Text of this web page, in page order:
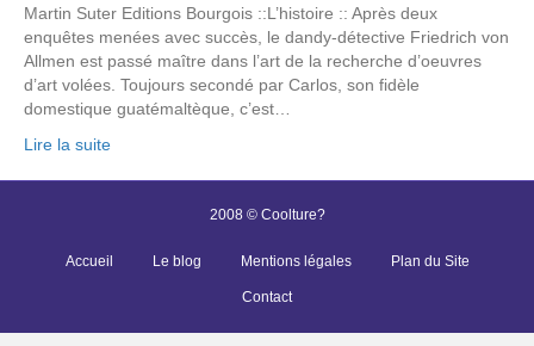
Martin Suter Editions Bourgois ::L’histoire :: Après deux
enquêtes menées avec succès, le dandy-détective Friedrich von
Allmen est passé maître dans l’art de la recherche d’oeuvres
d’art volées. Toujours secondé par Carlos, son fidèle
domestique guatémaltèque, c’est…
Lire la suite
2008 © Coolture?
Accueil Le blog Mentions légales Plan du Site
Contact